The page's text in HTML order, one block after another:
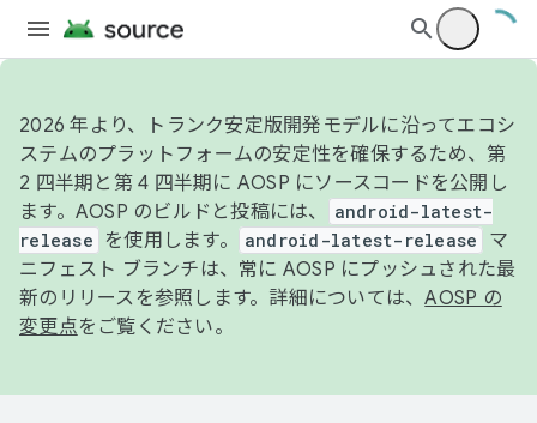
2026 年より、トランク安定版開発モデルに沿ってエコシ
ステムのプラットフォームの安定性を確保するため、第
2 四半期と第 4 四半期に AOSP にソースコードを公開し
ます。AOSP のビルドと投稿には、
android-latest-
release
を使用します。 android-latest-release
マ
ニフェスト ブランチは、常に AOSP にプッシュされた最
新のリリースを参照します。詳細については、AOSP の
変更点をご覧ください。